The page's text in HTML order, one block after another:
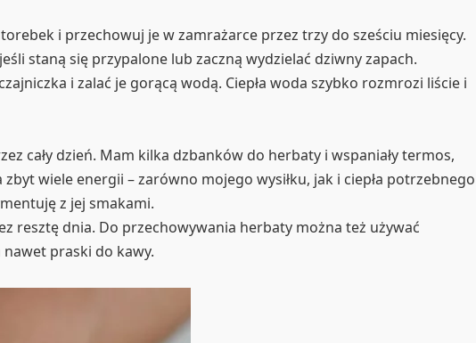
i przechowuj je w zamrażarce przez trzy do sześciu miesięcy.
staną się przypalone lub zaczną wydzielać dziwny zapach.
i zalać je gorącą wodą. Ciepła woda szybko rozmrozi liście i
cały dzień. Mam kilka dzbanków do herbaty i wspaniały termos,
wiele energii – zarówno mojego wysiłku, jak i ciepła potrzebnego
z jej smakami.
resztę dnia. Do przechowywania herbaty można też używać
praski do kawy.